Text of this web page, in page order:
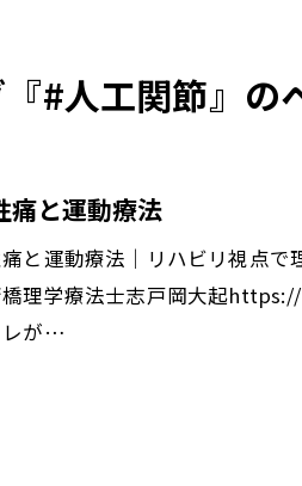
#人工関節』の
痛と運動療法
と運動療法｜リハビリ視点
理学療法士志戸岡大起
レが…